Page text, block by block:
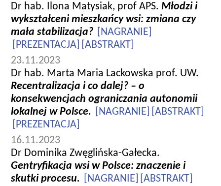
Dr hab. Ilona Matysiak, prof APS. Młodzi i
wykształceni mieszkańcy wsi: zmiana czy
mała stabilizacja?
[NAGRANIE]
[PREZENTACJA]
[ABSTRAKT]
23.11.2023
Dr hab. Marta Maria Lackowska prof. UW.
Recentralizacja i co dalej? – o
konsekwencjach ograniczania autonomii
lokalnej w Polsce.
[NAGRANIE]
[ABSTRAKT]
[PREZENTACJA]
16.11.2023
Dr Dominika Zwęglińska-Gałecka.
Gentryfikacja wsi w Polsce: znaczenie i
skutki procesu.
[NAGRANIE]
[ABSTRAKT]